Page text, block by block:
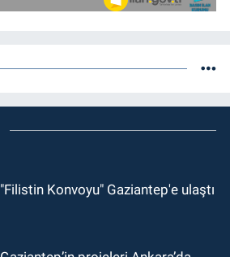
"Filistin Konvoyu" Gaziantep'e ulaştı